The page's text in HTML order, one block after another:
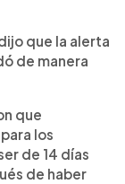
que la alerta
de manera
que
los
de 14 días
de haber